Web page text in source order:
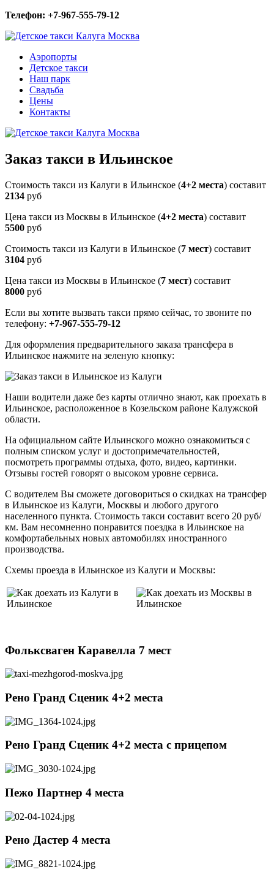
Телефон: +7-967-555-79-12
Аэропорты
Детское такси
Наш парк
Свадьба
Цены
Контакты
Заказ такси в Ильинское
Стоимость такси из Калуги в Ильинское (4+2 места) составит
2134 руб
Цена такси из Москвы в Ильинское (4+2 места) составит
5500 руб
Стоимость такси из Калуги в Ильинское (7 мест) составит
3104 руб
Цена такси из Москвы в Ильинское (7 мест) составит
8000 руб
Если вы хотите вызвать такси прямо сейчас, то звоните по
телефону: +7-967-555-79-12
Для оформления предварительного заказа трансфера в
Ильинское нажмите на зеленую кнопку:
Наши водители даже без карты отлично знают, как проехать в
Ильинское, расположенное в Козельском районе Калужской
области.
На официальном сайте Ильинского можно ознакомиться с
полным списком услуг и достопримечательностей,
посмотреть программы отдыха, фото, видео, картинки.
Отзывы гостей говорят о высоком уровне сервиса.
С водителем Вы сможете договориться о скидках на трансфер
в Ильинское из Калуги, Москвы и любого другого
населенного пункта. Стоимость такси составит всего 20 руб/
км. Вам несомненно понравится поездка в Ильинское на
комфортабельных новых автомобилях иностранного
производства.
Схемы проезда в Ильинское из Калуги и Москвы:
Фольксваген Каравелла 7 мест
Рено Гранд Сценик 4+2 места
Рено Гранд Сценик 4+2 места c прицепом
Пежо Партнер 4 места
Рено Дастер 4 места